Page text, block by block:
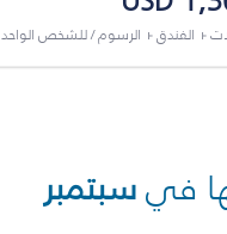
+ الفندق + الرسوم / للشخص الواحد
فيسبتمبر